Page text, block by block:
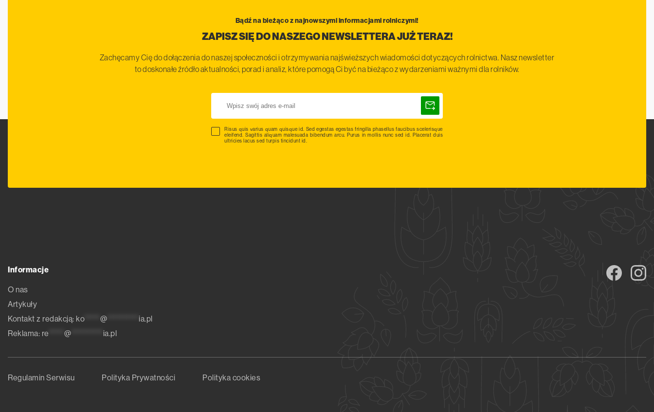
Bądź na bieżąco z najnowszymi informacjami rolniczymi!
ZAPISZ SIĘ DO NASZEGO NEWSLETTERA JUŻ TERAZ!
Zachęcamy Cię do dołączenia do naszej społeczności i otrzymywania najświeższych wiadomości dotyczących rolnictwa. Nasz newsletter
to doskonałe źródło aktualności, porad i analiz, które pomogą Ci być na bieżąco z wydarzeniami ważnymi dla rolników.
Risus quis varius quam quisque id. Sed egestas egestas fringilla phasellus faucibus scelerisque
eleifend. Sagittis aliquam malesuada bibendum arcu. Purus in mollis nunc sed id. Placerat duis
ultricies lacus sed turpis tincidunt id.
Informacje
O nas
Artykuły
Kontakt z redakcją: ko***** @
ia.pl
Reklama: re @ ia.pl
Regulamin Serwisu Polityka Prywatności Polityka cookies